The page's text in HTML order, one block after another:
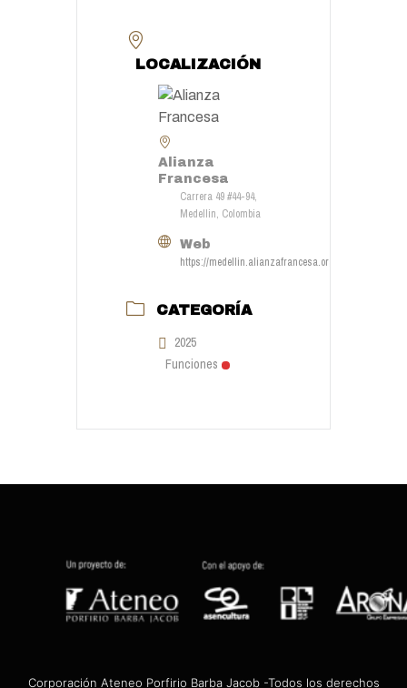
LOCALIZACIÓN
Alianza
Francesa
Carrera 49 #44-94,
Medellin, Colombia
Web
https://medellin.alianzafrancesa.org.co
CATEGORÍA
2025
Funciones
Corporación Ateneo Porfirio Barba Jacob -Todos los derechos